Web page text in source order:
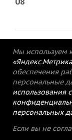
© 2015-2021
вестник».
Мы используем
обеспечения
персональные
использования
персональных
Если вы не